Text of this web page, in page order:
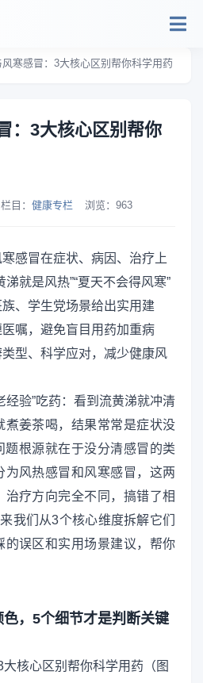
风寒感冒：3大核心区别帮你科学用药
：3大核心区别帮你
栏目： 健康专栏 浏览： 963
感冒在症状、病因、治疗上
就是风热”“夏天不会得风寒”
、学生党场景给出实用建
嘱，避免盲目用药加重病
型、科学应对，减少健康风
经验”吃药：看到流黄涕就冲清
煮姜茶喝，结果常常是症状没
根源就在于没分清感冒的类
为风热感冒和风寒感冒，这两
疗方向完全不同，搞错了相
我们从3个核心维度拆解它们
的误区和实用场景建议，帮你
，5个细节才是判断关键